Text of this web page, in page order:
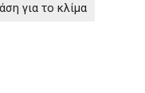
για το κλίμα